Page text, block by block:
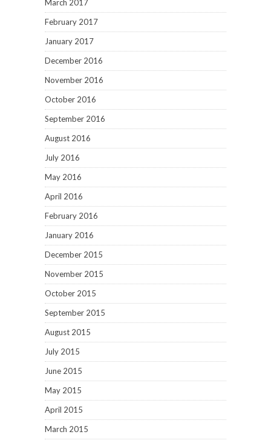
March 2017
February 2017
January 2017
December 2016
November 2016
October 2016
September 2016
August 2016
July 2016
May 2016
April 2016
February 2016
January 2016
December 2015
November 2015
October 2015
September 2015
August 2015
July 2015
June 2015
May 2015
April 2015
March 2015